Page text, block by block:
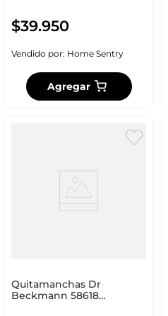
$39.950
Vendido por: Home Sentry
Agregar
Quitamanchas Dr
Beckmann 58618